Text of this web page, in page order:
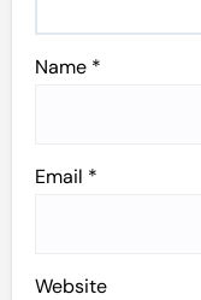
Name *
Email *
Website